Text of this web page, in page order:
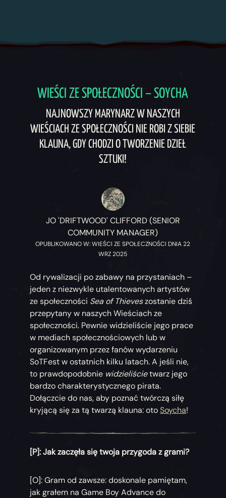
WIEŚCI ZE SPOŁECZNOŚCI – SOYCHA
NAJNOWSZY MARYNARZ W NASZYCH
WIEŚCIACH ZE SPOŁECZNOŚCI NIE ROBI Z SIEBIE
KLAUNA, GDY CHODZI O TWORZENIE DZIEŁ
SZTUKI!
JO 'DRIFTWOOD' CLIFFORD (SENIOR
COMMUNITY MANAGER)
OPUBLIKOWANO W: WIEŚCI ZE SPOŁECZNOŚCI DNIA 22
WRZ 2025
Od rywalizacji po zabawy na przystaniach –
jeden z niezwykle utalentowanych artystów
ze społeczności Sea of Thieveszostanie dziś
przepytany w naszych Wieściach ze
społeczności. Pewnie widzieliście jego prace
w mediach społecznościowych lub w
organizowanym przez fanów wydarzeniu
SoTFest w ostatnich kilku latach. A jeśli nie,
to prawdopodobnie widzieliścietwarz jego
bardzo charakterystycznego pirata.
Dołączcie do nas, aby poznać twórczą siłę
kryjącą się za tą twarzą klauna: otoSoycha!
[P]: Jak zaczęła się twoja przygoda z grami?
[O]: Gram od zawsze: doskonale pamiętam,
jak grałem na Game Boy Advance do